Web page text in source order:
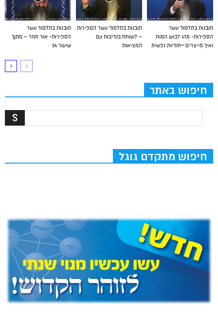
תובנות בתלמוד עשר
הספירות- אור חוזר – מתןך
שיעור 34
תובנות בתלמוד עשר הספירות
– לשוחח בנדיבות עם
המציאות
תובנות בתלמוד עשר
הספירות- מהו לבוש המוח
ואיך מייצרים ייחודיות נפשית
חיפוש באתר
חיפוש מתקדם גוגל